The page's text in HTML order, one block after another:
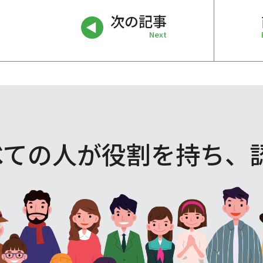
次の記事
Next
の人が役割を持ち、